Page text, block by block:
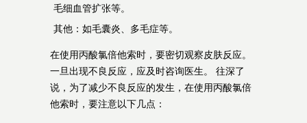
毛细血管扩张等。
其他：如毛囊炎、多毛症等。
在使用丙酸氯倍他索时，要密切观察皮肤反应。
一旦出现不良反应，应及时咨询医生。 往深了
说，为了减少不良反应的发生，在使用丙酸氯倍
他索时，要注意以下几点：